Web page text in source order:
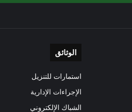
الوثائق
استمارات للتنزيل
الإجراءات الإدارية
الشباك الإلكتروني